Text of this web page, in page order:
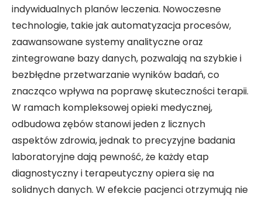
indywidualnych planów leczenia. Nowoczesne
technologie, takie jak automatyzacja procesów,
zaawansowane systemy analityczne oraz
zintegrowane bazy danych, pozwalają na szybkie i
bezbłędne przetwarzanie wyników badań, co
znacząco wpływa na poprawę skuteczności terapii.
W ramach kompleksowej opieki medycznej,
odbudowa zębów stanowi jeden z licznych
aspektów zdrowia, jednak to precyzyjne badania
laboratoryjne dają pewność, że każdy etap
diagnostyczny i terapeutyczny opiera się na
solidnych danych. W efekcie pacjenci otrzymują nie